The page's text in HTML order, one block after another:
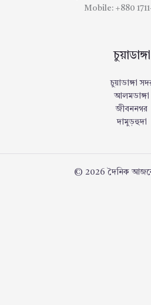
Mobile: +880
চুয়াডাঙ্গা
চুয়াডাঙ্গা
আলমডাঙ্গা
জীবননগর
দামুড়হুদা
© 2026 দৈনিক